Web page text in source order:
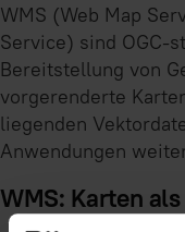
WMS (Web Map
Service) sind OGC-
Bereitstellung von
vorgerenderte
liegenden
Anwendungen
WMS: Karten